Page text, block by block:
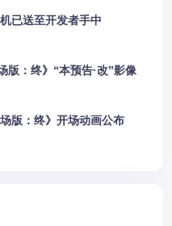
已送至开发者手中
版：终》“本预告·改”影像
版：终》开场动画公布